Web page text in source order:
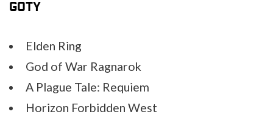
GOTY
Elden Ring
God of War Ragnarok
A Plague Tale: Requiem
Horizon Forbidden West